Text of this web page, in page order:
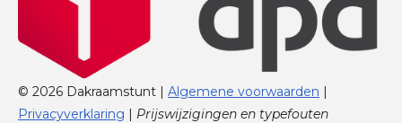
© 2026 Dakraamstunt | Algemene voorwaarden |
Privacyverklaring | Prijswijzigingen en typefouten